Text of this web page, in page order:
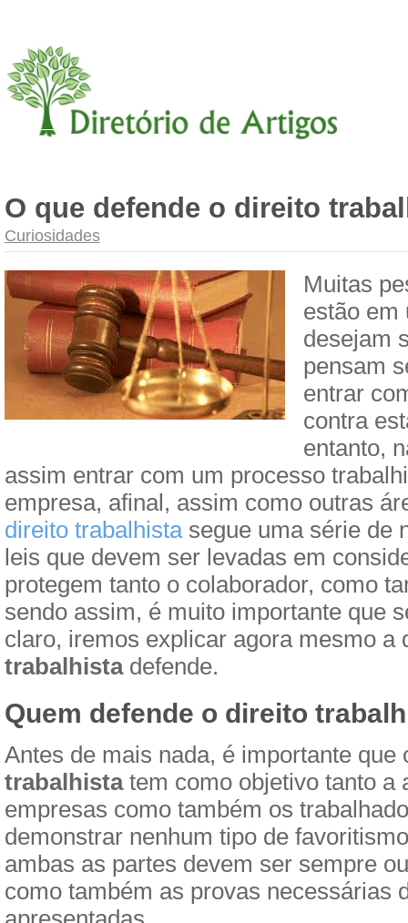
O que defende o direito
Curiosidades
Muitas
estão em
desejam
pensam
entrar
contra
entanto,
assim entrar com um processo
empresa, afinal, assim como outras
direito trabalhistasegue uma série de
leis que devem ser levadas em
protegem tanto o colaborador, como
sendo assim, é muito importante que
claro, iremos explicar agora mesmo a
trabalhistadefende.
Quem defende o direito
Antes de mais nada, é importante que
trabalhistatem como objetivo tanto a
empresas como também os
demonstrar nenhum tipo de
ambas as partes devem ser sempre
como também as provas necessárias